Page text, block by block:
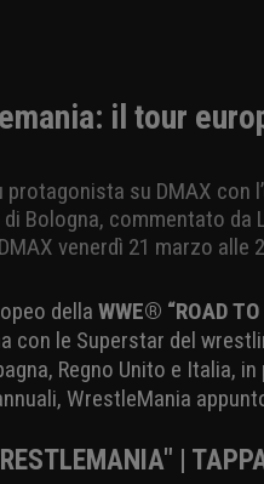
il tour
su DMAX con
Bologna, commentato da
venerdì 21 marzo alle
della WWE® “ROAD
con le Superstar del
Regno Unito e Italia,
WrestleMania
|